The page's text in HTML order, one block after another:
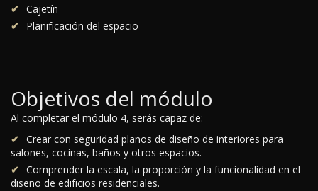
Cajetín
Planificación del espacio
Objetivos del módulo
Al completar el módulo 4, serás capaz de:
Crear con seguridad planos de diseño de interiores para
salones, cocinas, baños y otros espacios.
Comprender la escala, la proporción y la funcionalidad en el
diseño de edificios residenciales.